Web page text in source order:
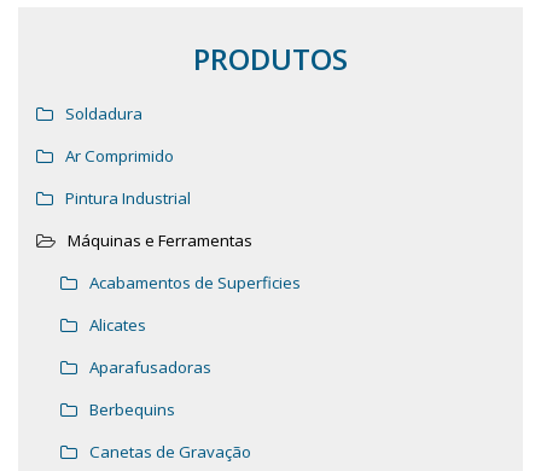
PRODUTOS
Soldadura
Ar Comprimido
Pintura Industrial
Máquinas e Ferramentas
Acabamentos de Superficies
Alicates
Aparafusadoras
Berbequins
Canetas de Gravação